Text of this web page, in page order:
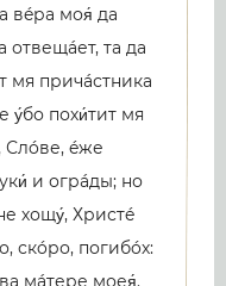
вéра моя́ да
отвещáет, та да
мя причáстника
у́бо похи́тит мя
Слóве, éже
и огрáды; но
хощу́, Христé
скóро, погибóх:
мáтере моея́.